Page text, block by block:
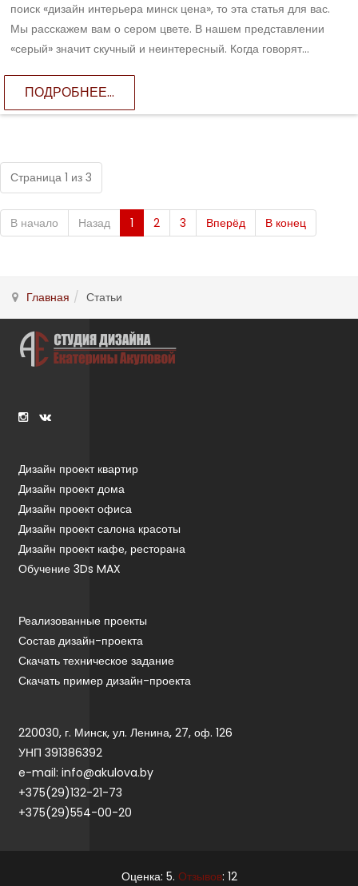
поиск «дизайн интерьера минск цена», то эта статья для вас.
Мы расскажем вам о сером цвете. В нашем представлении
«серый» значит скучный и неинтересный. Когда говорят...
ПОДРОБНЕЕ...
Страница 1 из 3
В начало Назад 1 2 3 Вперёд В конец
Главная Статьи
Дизайн проект квартир
Дизайн проект дома
Дизайн проект офиса
Дизайн проект салона красоты
Дизайн проект кафе, ресторана
Обучение 3Ds MAX
Реализованные проекты
Состав дизайн-проекта
Скачать техническое задание
Скачать пример дизайн-проекта
220030, г. Минск, ул. Ленина, 27, оф. 126
УНП 391386392
e-mail: info@akulova.by
+375(29)132-21-73
+375(29)554-00-20
Оценка: 5. Отзывов: 12